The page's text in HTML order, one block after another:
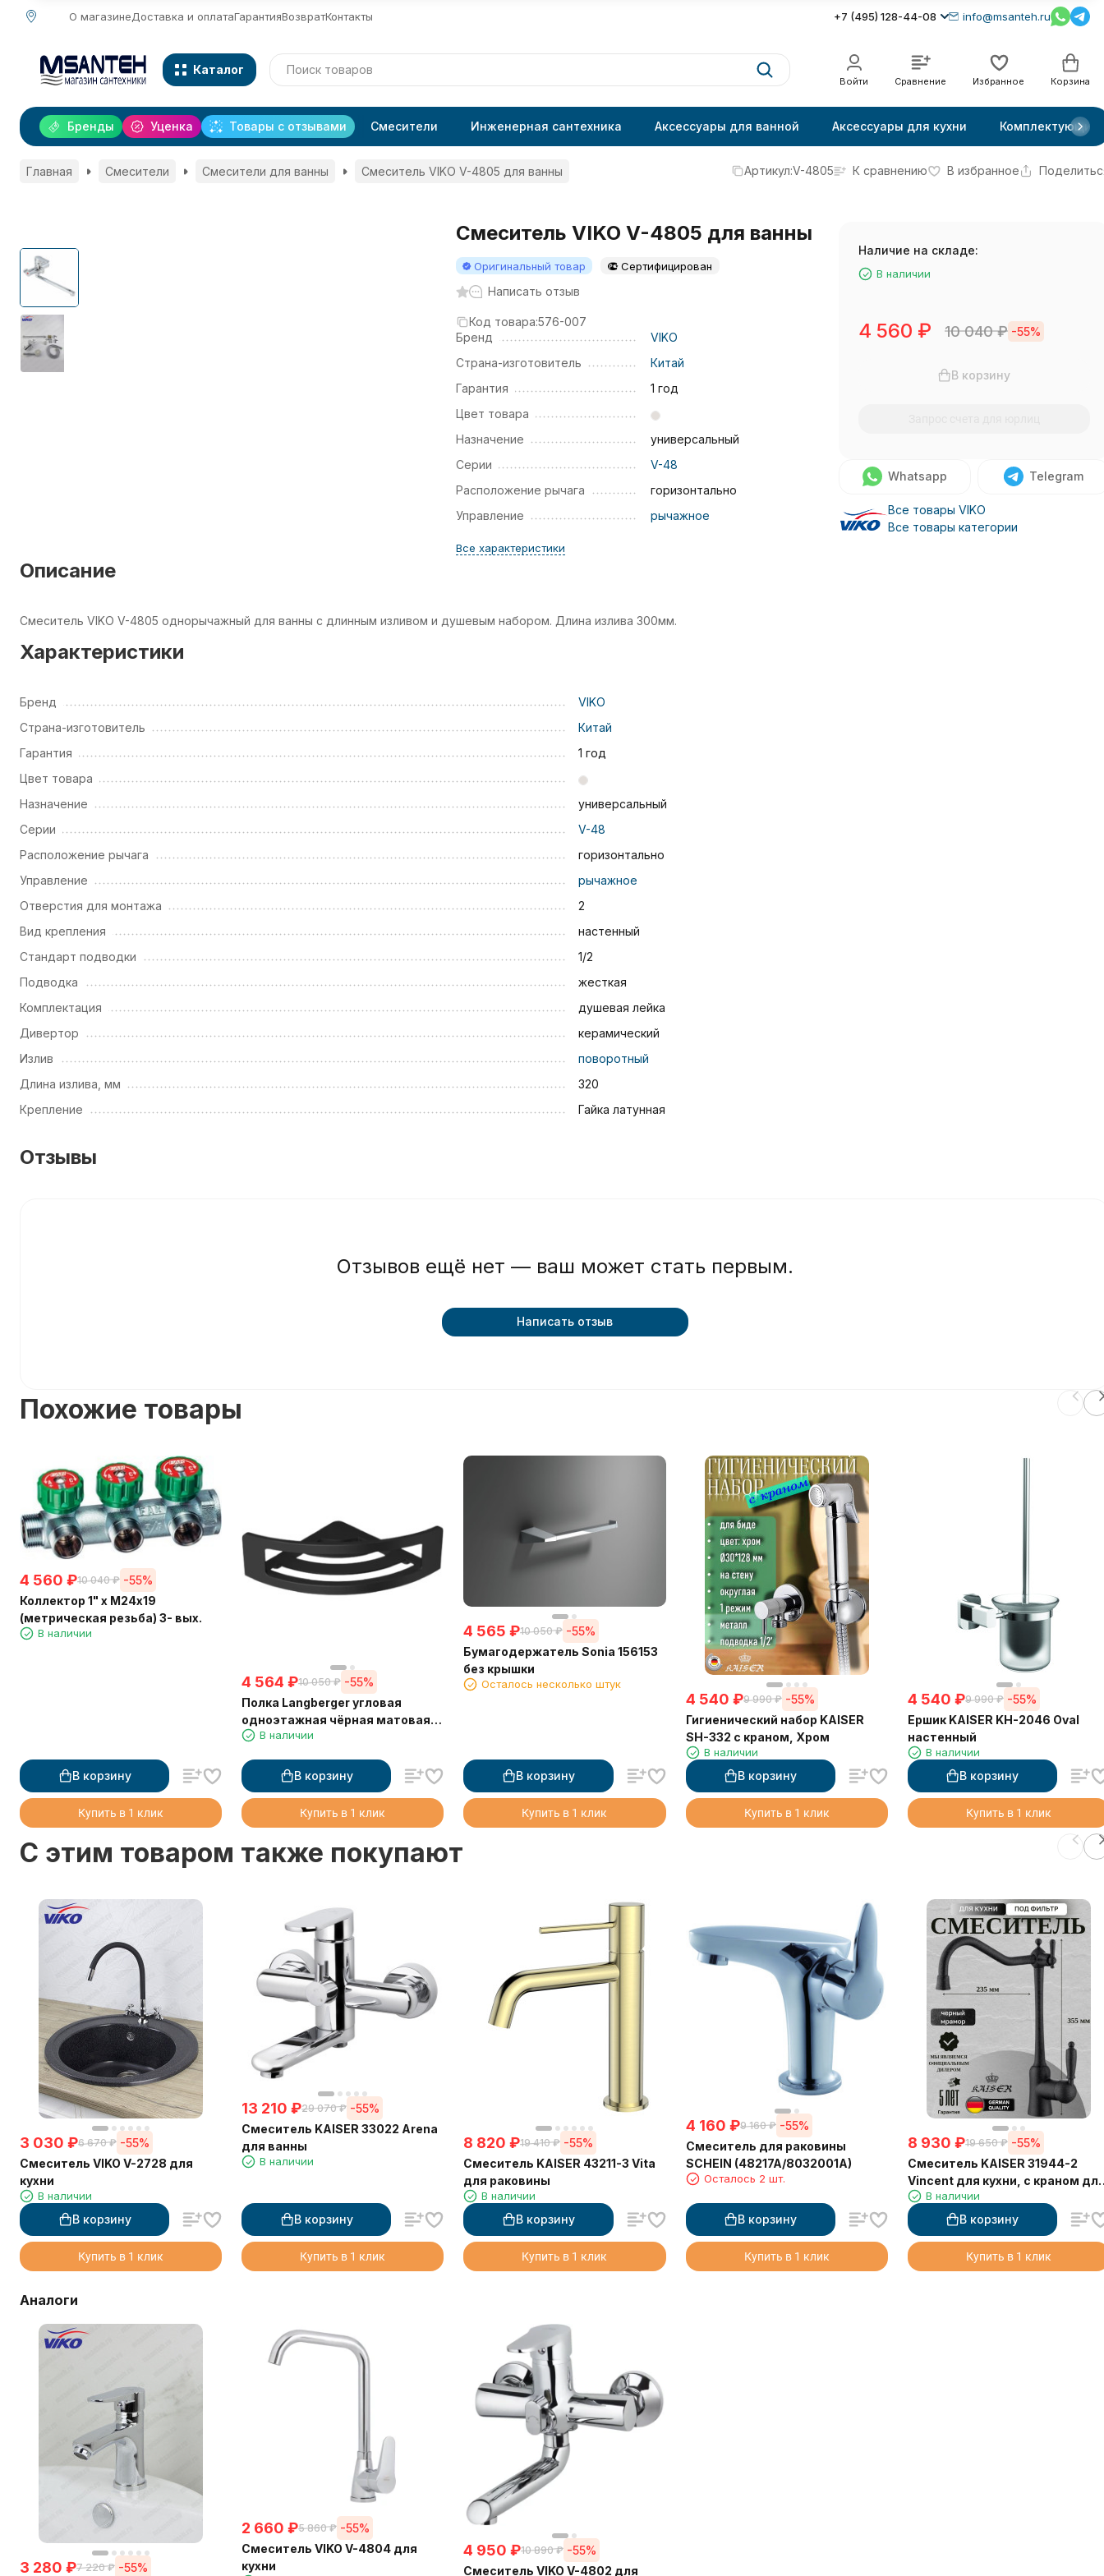
О магазинеДоставка и оплатаГарантияВозвратКонтакты +7 (495) 128-44-08 info@msanteh.ru
Каталог
Войти Сравнение Избранное Корзина
Уценка Товары с отзывами
Бренды Смесители Инженерная сантехника Аксессуары для ванной Аксессуары для кухни Комплектующие
Главная Смесители Смесители для ванны Смеситель VIKO V-4805 для ванны Артикул:V-4805 К сравнению В избранное
Смеситель VIKO V-4805 для ванны
Оригинальный товар Сертифицирован
Написать отзыв
Код товара:576-007
Бренд
VIKO
Страна-изготовитель
Китай
Гарантия
1 год
Цвет товара
Назначение
универсальный
Серии
V-48
Расположение рычага
горизонтально
Управление
рычажное
Все характеристики
Наличие на складе:
В наличии
4 560 ₽ 10 040₽ -55%
В корзину
Whatsapp Telegram
Все товары VIKO
Все товары категории
Описание
Смеситель VIKO V-4805 однорычажный для ванны с длинным изливом и душевым набором. Длина излива 300мм.
Характеристики
Бренд
VIKO
Страна-изготовитель
Китай
Гарантия
1 год
Цвет товара
Назначение
универсальный
Серии
V-48
Расположение рычага
горизонтально
Управление
рычажное
Отверстия для монтажа
2
Вид крепления
настенный
Стандарт подводки
1/2
Подводка
жесткая
Комплектация
душевая лейка
Дивертор
керамический
Излив
поворотный
Длина излива, мм
320
Крепление
Гайка латунная
Отзывы
Отзывов ещё нет — ваш может стать первым.
Написать отзыв
Похожие товары
4 560 ₽10 040 ₽ -55%
Коллектор 1" х М24х19
(метрическая резьба) 3- вых.
В наличии
В корзину
Купить в 1 клик
4 564 ₽10 050 ₽ -55%
Полка Langberger угловая
одноэтажная чёрная матовая
78160-BPC
В наличии
В корзину
Купить в 1 клик
4 565 ₽10 050 ₽ -55%
Бумагодержатель Sonia 156153
без крышки
Осталось несколько штук
В корзину
Купить в 1 клик
4 540 ₽9 990 ₽ -55%
Гигиенический набор KAISER
SH-332 с краном, Хром
В наличии
В корзину
Купить в 1 клик
4 540 ₽9 990 ₽ -55%
Ершик KAISER KH-2046 Oval
настенный
В наличии
В корзину
Купить в 1 клик
C этим товаром также покупают
3 030 ₽6 670 ₽ -55%
Смеситель VIKO V-2728 для
кухни
В наличии
В корзину
Купить в 1 клик
13 210 ₽29 070 ₽ -55%
Смеситель KAISER 33022 Arena
для ванны
В наличии
В корзину
Купить в 1 клик
8 820 ₽19 410 ₽ -55%
Смеситель KAISER 43211-3 Vita
для раковины
В наличии
В корзину
Купить в 1 клик
4 160 ₽9 160 ₽ -55%
Смеситель для раковины
SCHEIN (48217A/8032001A)
Осталось 2 шт.
В корзину
Купить в 1 клик
8 930 ₽19 650 ₽ -55%
Смеситель KAISER 31944-2
Vincent для кухни, с краном
питьевой воды, черный
В наличии
В корзину
Купить в 1 клик
Аналоги
3 280 ₽7 220 ₽ -55%
2 660 ₽5 860 ₽ -55%
Смеситель VIKO V-4804 для
кухни
4 950 ₽10 890 ₽ -55%
Смеситель VIKO V-4802 для